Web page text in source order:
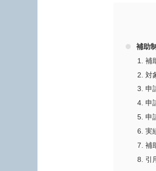
補助
補
対
申
申
申
実
補
引